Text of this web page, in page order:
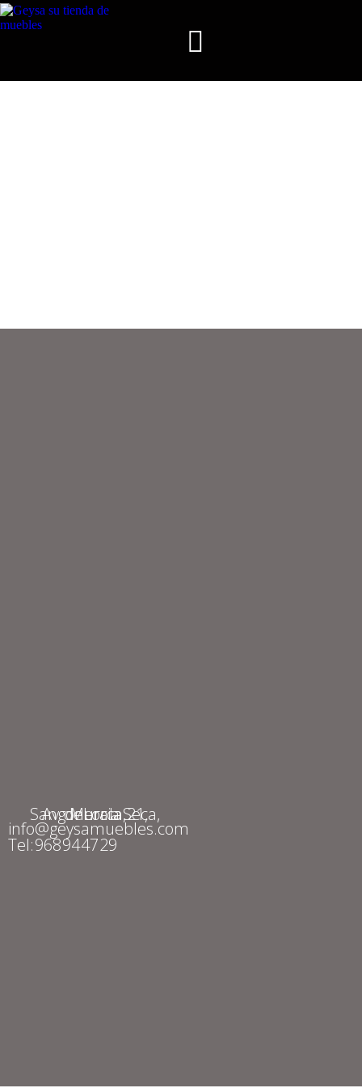
Av. de Lorca, 21, Sangonera la Seca, Murcia
info@geysamuebles.com
Tel: 968 94 47 29